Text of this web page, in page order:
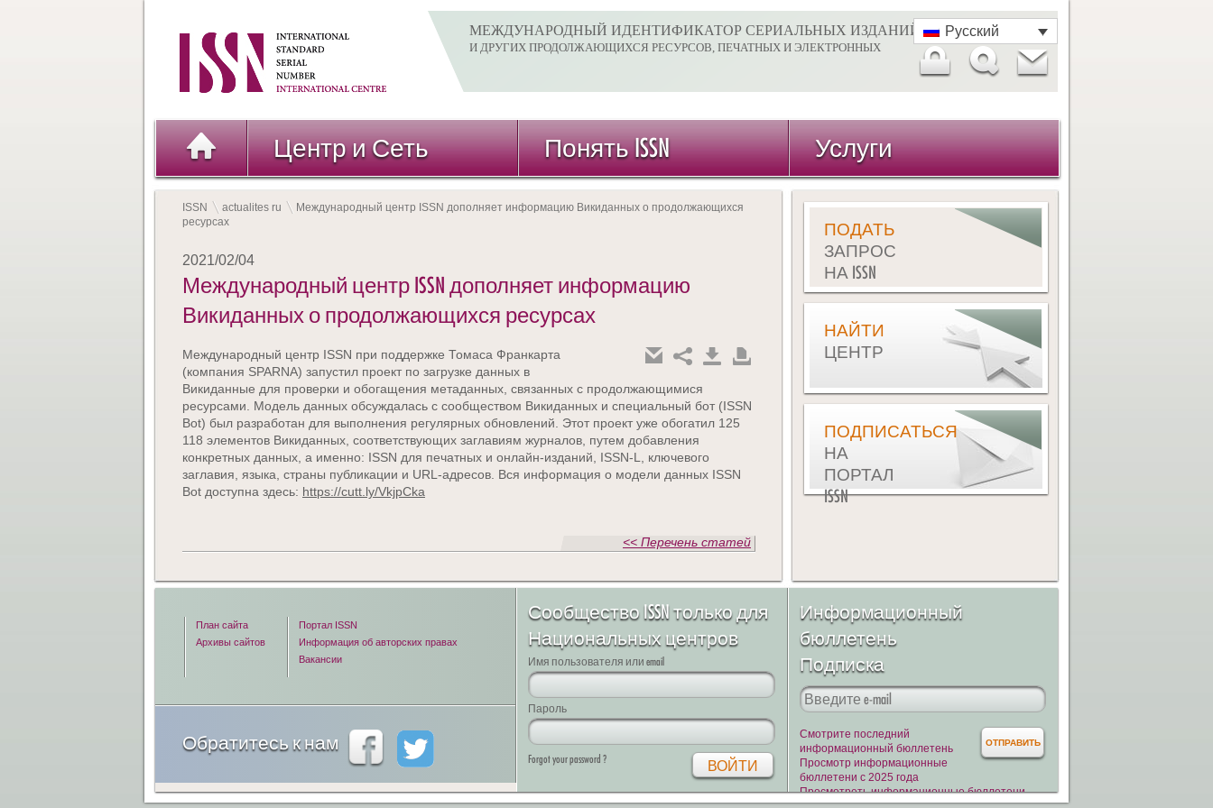
МЕЖДУНАРОДНЫЙ ИДЕНТИФИКАТОР СЕРИАЛЬНЫХ ИЗДАНИЙ
И ДРУГИХ ПРОДОЛЖАЮЩИХСЯ РЕСУРСОВ, ПЕЧАТНЫХ И ЭЛЕКТРОННЫХ
Русский
Центр и Сеть Понять ISSN Услуги
ISSN actualites ru
Международный центр ISSN дополняет информацию Викиданных о продолжающихся
ресурсах
2021/02/04
Международный центр ISSN дополняет информацию
Викиданных о продолжающихся ресурсах
Международный центр ISSN при поддержке Томаса Франкарта
(компания SPARNA) запустил проект по загрузке данных в
Викиданные для проверки и обогащения метаданных, связанных с продолжающимися
ресурсами. Модель данных обсуждалась с сообществом Викиданных и специальный бот (ISSN
Bot) был разработан для выполнения регулярных обновлений. Этот проект уже обогатил 125
118 элементов Викиданных, соответствующих заглавиям журналов, путем добавления
конкретных данных, а именно: ISSN для печатных и онлайн-изданий, ISSN-L, ключевого
заглавия, языка, страны публикации и URL-адресов. Вся информация о модели данных ISSN
Bot доступна здесь: https://cutt.ly/VkjpCka
<< Перечень статей
ПОДАТЬ
ЗАПРОС
НА ISSN
НАЙТИ
ЦЕНТР
ПОДПИСАТЬСЯ
НА
ПОРТАЛ
ISSN
План сайта
Архивы сайтов
Портал ISSN
Информация об авторских правах
Вакансии
Обратитесь к нам
Сообщество ISSN только для
Национальных центров
Имя пользователя или email
Пароль
Forgot your password ?
Информационный
бюллетень
Подписка
Смотрите последний
информационный бюллетень
Просмотр информационные
бюллетени с 2025 года
Просмотреть информационные бюллетени